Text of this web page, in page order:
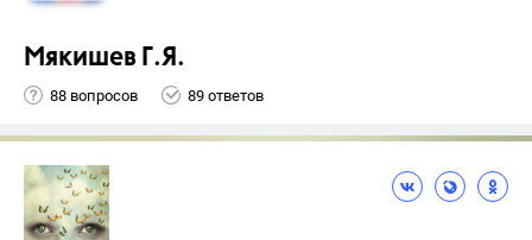
Мякишев Г.Я.
88 вопросов 89 ответов